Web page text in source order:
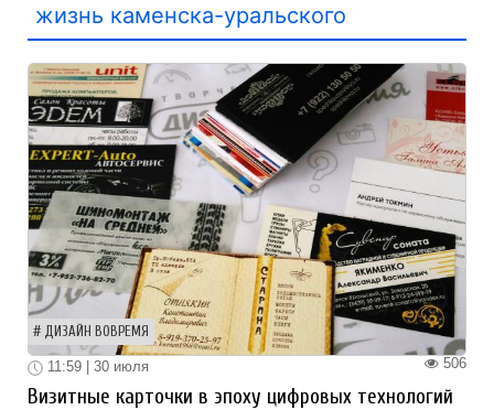
жизнь каменска-уральского
ДИЗАЙН ВОВРЕМЯ
506
11:59 | 30 июля
Визитные карточки в эпоху цифровых технологий